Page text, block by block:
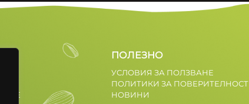
ПОЛЕЗНО
УСЛОВИЯ ЗА ПОЛЗВАНЕ
ПОЛИТИКИ ЗА ПОВЕРИТЕЛНОСТ
НОВИНИ